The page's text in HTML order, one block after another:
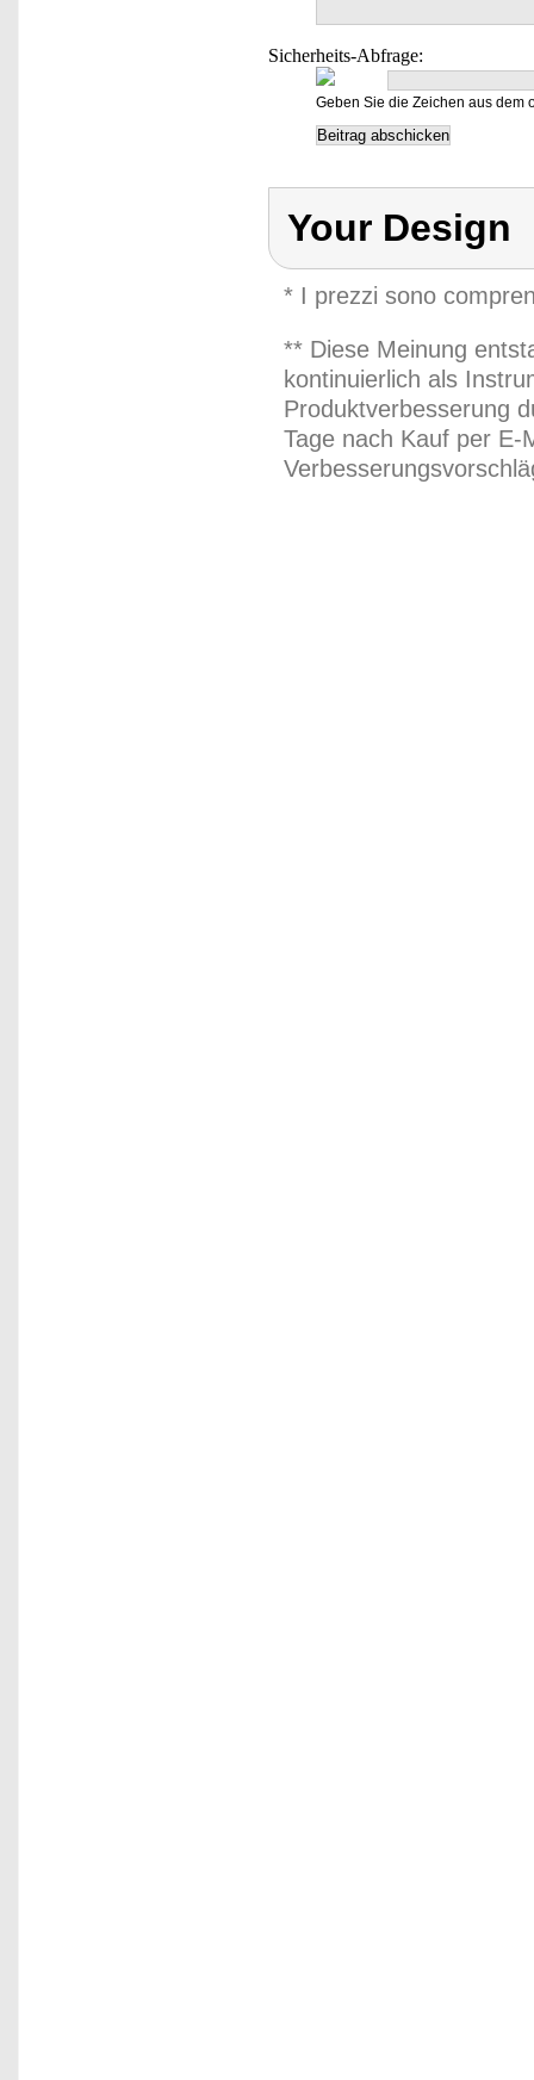
Sicherheits-Abfrage:
Geben Sie die Zeichen aus dem
Your Design
* I prezzi sono
** Diese Meinung
kontinuierlich als
Produktverbesserung
Tage nach Kauf per E-